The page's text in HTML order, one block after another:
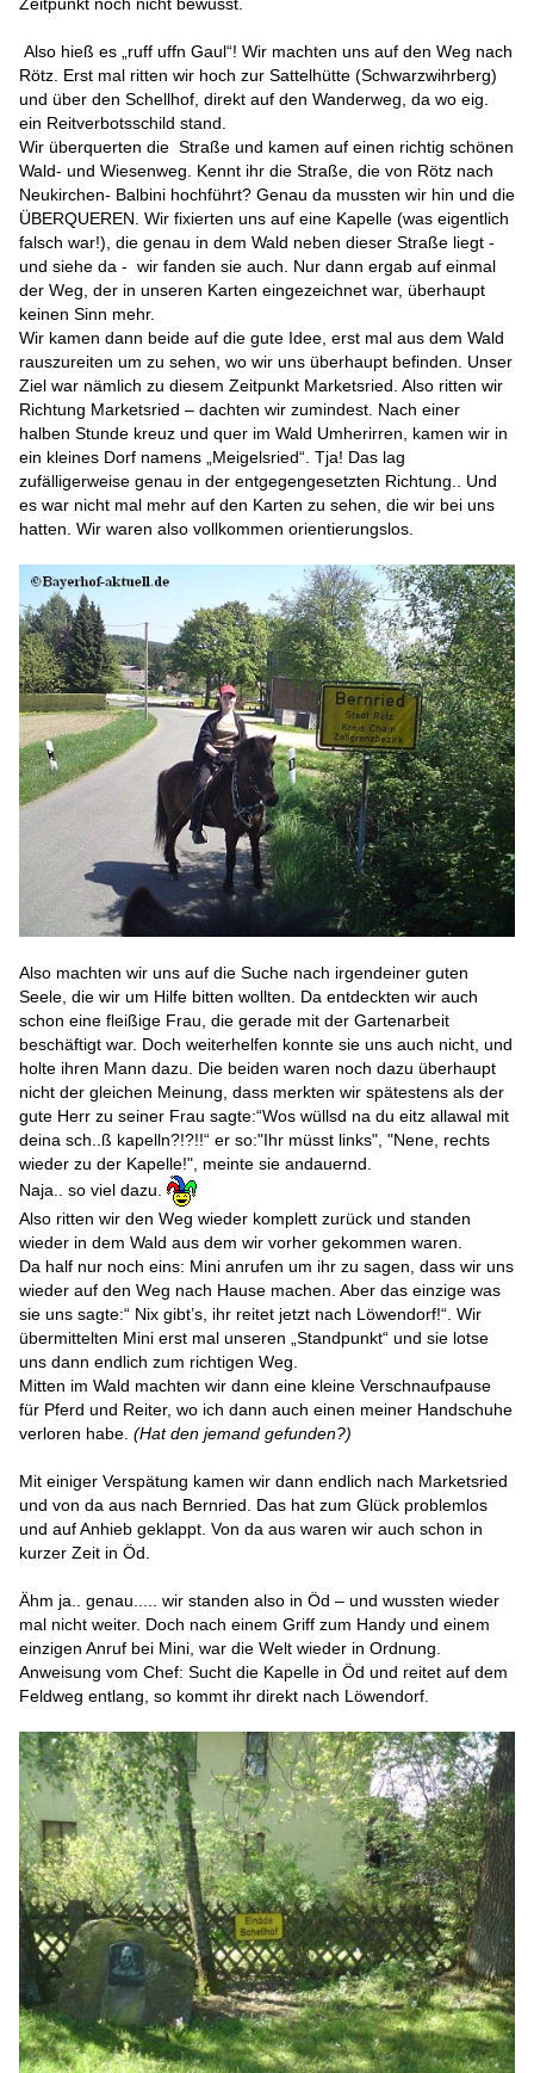
Zeitpunkt noch nicht bewusst.
Also hieß es „ruff uffn Gaul“! Wir machten uns auf den Weg nach
Rötz. Erst mal ritten wir hoch zur Sattelhütte (Schwarzwihrberg)
und über den Schellhof, direkt auf den Wanderweg, da wo eig.
ein Reitverbotsschild stand.
Wir überquerten die Straße und kamen auf einen richtig schönen
Wald- und Wiesenweg. Kennt ihr die Straße, die von Rötz nach
Neukirchen- Balbini hochführt? Genau da mussten wir hin und die
ÜBERQUEREN. Wir fixierten uns auf eine Kapelle (was eigentlich
falsch war!), die genau in dem Wald neben dieser Straße liegt -
und siehe da - wir fanden sie auch. Nur dann ergab auf einmal
der Weg, der in unseren Karten eingezeichnet war, überhaupt
keinen Sinn mehr.
Wir kamen dann beide auf die gute Idee, erst mal aus dem Wald
rauszureiten um zu sehen, wo wir uns überhaupt befinden. Unser
Ziel war nämlich zu diesem Zeitpunkt Marketsried. Also ritten wir
Richtung Marketsried – dachten wir zumindest. Nach einer
halben Stunde kreuz und quer im Wald Umherirren, kamen wir in
ein kleines Dorf namens „Meigelsried“. Tja! Das lag
zufälligerweise genau in der entgegengesetzten Richtung.. Und
es war nicht mal mehr auf den Karten zu sehen, die wir bei uns
hatten. Wir waren also vollkommen orientierungslos.
Also machten wir uns auf die Suche nach irgendeiner guten
Seele, die wir um Hilfe bitten wollten. Da entdeckten wir auch
schon eine fleißige Frau, die gerade mit der Gartenarbeit
beschäftigt war. Doch weiterhelfen konnte sie uns auch nicht, und
holte ihren Mann dazu. Die beiden waren noch dazu überhaupt
nicht der gleichen Meinung, dass merkten wir spätestens als der
gute Herr zu seiner Frau sagte:“Wos wüllsd na du eitz allawal mit
deina sch..ß kapelln?!?!!“ er so:"Ihr müsst links", "Nene, rechts
wieder zu der Kapelle!", meinte sie andauernd.
Naja.. so viel dazu.
Also ritten wir den Weg wieder komplett zurück und standen
wieder in dem Wald aus dem wir vorher gekommen waren.
Da half nur noch eins: Mini anrufen um ihr zu sagen, dass wir uns
wieder auf den Weg nach Hause machen. Aber das einzige was
sie uns sagte:“ Nix gibt’s, ihr reitet jetzt nach Löwendorf!“. Wir
übermittelten Mini erst mal unseren „Standpunkt“ und sie lotse
uns dann endlich zum richtigen Weg.
Mitten im Wald machten wir dann eine kleine Verschnaufpause
für Pferd und Reiter, wo ich dann auch einen meiner Handschuhe
verloren habe. (Hat den jemand gefunden?)
Mit einiger Verspätung kamen wir dann endlich nach Marketsried
und von da aus nach Bernried. Das hat zum Glück problemlos
und auf Anhieb geklappt. Von da aus waren wir auch schon in
kurzer Zeit in Öd.
Ähm ja.. genau..... wir standen also in Öd – und wussten wieder
mal nicht weiter. Doch nach einem Griff zum Handy und einem
einzigen Anruf bei Mini, war die Welt wieder in Ordnung.
Anweisung vom Chef: Sucht die Kapelle in Öd und reitet auf dem
Feldweg entlang, so kommt ihr direkt nach Löwendorf.